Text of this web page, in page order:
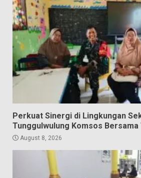
Perkuat Sinergi di Lingkungan
Tunggulwulung Komsos
August 8, 2026